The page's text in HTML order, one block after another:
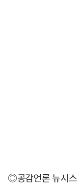
◎공감언론 뉴시스